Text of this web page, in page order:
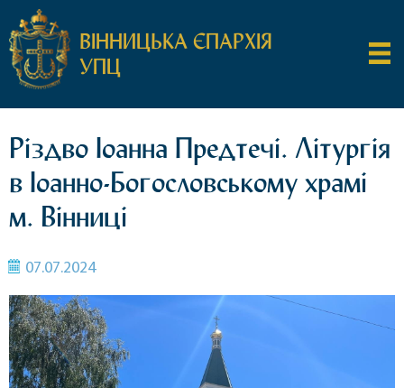
ВІННИЦЬКА ЄПАРХІЯ
УПЦ
Різдво Іоанна Предтечі. Літургія
в Іоанно-Богословському храмі
м. Вінниці
07.07.2024